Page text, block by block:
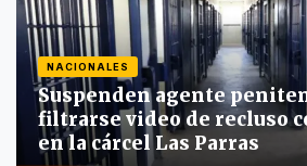
NACIONALES
Suspenden agente
filtrarse video de recluso
en la cárcel Las Parras